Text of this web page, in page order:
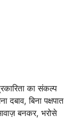
का संकल्प
दबाव, बिना पक्षपात
बनकर, भरोसे